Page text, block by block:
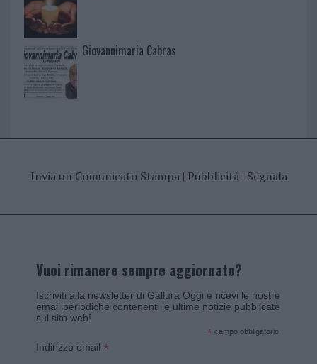
Giovannimaria Cabras
Invia un Comunicato Stampa| Pubblicità| Segnala
Vuoi rimanere sempre aggiornato?
Iscriviti alla newsletter di Gallura Oggi e ricevi le nostre
email periodiche contenenti le ultime notizie pubblicate
sul sito web!
* campo obbligatorio
Indirizzo email *